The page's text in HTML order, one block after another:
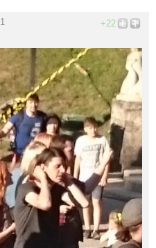
+22